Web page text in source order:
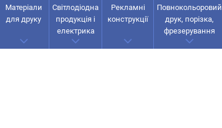
Матеріали
для друку
Світлодіодна
продукція і
електрика
Рекламнi
конструкції
Повнокольоровий
друк, порізка,
фрезерування